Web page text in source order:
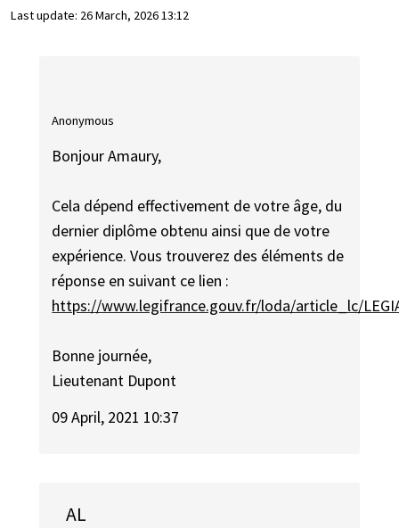
Last update: 26 March, 2026 13:12
Anonymous
Bonjour Amaury,
Cela dépend effectivement de votre âge, du
dernier diplôme obtenu ainsi que de votre
expérience. Vous trouverez des éléments de
réponse en suivant ce lien :
https://www.legifrance.gouv.fr/loda/article_lc/
Bonne journée,
Lieutenant Dupont
09 April, 2021 10:37
AL